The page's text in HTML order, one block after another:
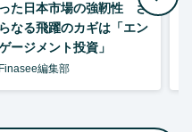
った日本市場の強靭性 さ
らなる飛躍のカギは「エン
ージメント投資」
Finasee編集部